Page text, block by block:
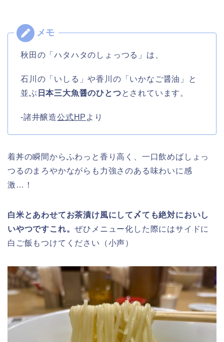
秋田の「ハタハタのしょっつる」は、
石川の「いしる」や香川の「いかなご醤油」と
並ぶ 日本三大魚醤のひとつとされています。
-諸井醸造公式HP より
着丼の瞬間からふわっと香り高く、一口飲めばしょっ
つるのまろやかながらも力強さのある味わいに感
激…！
白米とあわせてお茶漬け風にして〆ても絶対においし
いやつですこれ。ぜひメニュー化した際にはサイドに
白ご飯もつけてください（小声）